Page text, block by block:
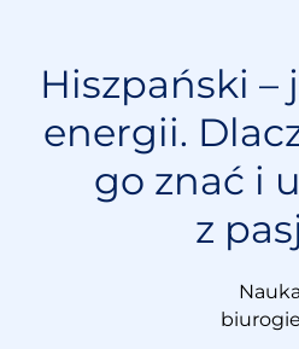
Hiszpański –
energii.
go znać i
z
Nauka